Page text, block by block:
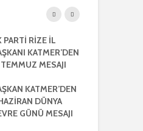
PARTİ RİZE İL
KATMER’DEN
TEMMUZ MESAJI
KATMER’DEN
DÜNYA
GÜNÜ MESAJI